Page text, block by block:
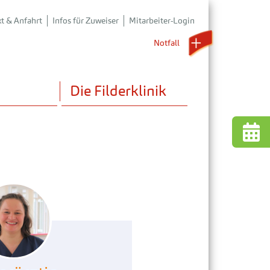
& Anfahrt Infos für Zuweiser Mitarbeiter-Login
Notfall
& Jugendmedizin
& Jugendpsychosomatik
mit Tagesklinik
Die Filderklinik
und Aktuelles
& Fördern